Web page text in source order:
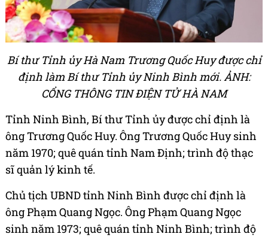
Bí thư Tỉnh ủy Hà Nam Trương Quốc Huy được chỉ
định làm Bí thư Tỉnh ủy Ninh Bình mới. ẢNH:
CỔNG THÔNG TIN ĐIỆN TỬ HÀ NAM
Tỉnh Ninh Bình, Bí thư Tỉnh ủy được chỉ định là
ông Trương Quốc Huy. Ông Trương Quốc Huy sinh
năm 1970; quê quán tỉnh Nam Định; trình độ thạc
sĩ quản lý kinh tế.
Chủ tịch UBND tỉnh Ninh Bình được chỉ định là
ông Phạm Quang Ngọc. Ông Phạm Quang Ngọc
sinh năm 1973; quê quán tỉnh Ninh Bình; trình độ